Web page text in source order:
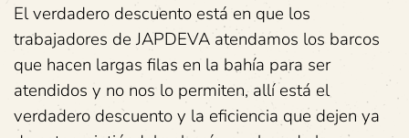
El verdadero descuento está en que los
trabajadores de JAPDEVA atendamos los barcos
que hacen largas filas en la bahía para ser
atendidos y no nos lo permiten, allí está el
verdadero descuento y la eficiencia que dejen ya